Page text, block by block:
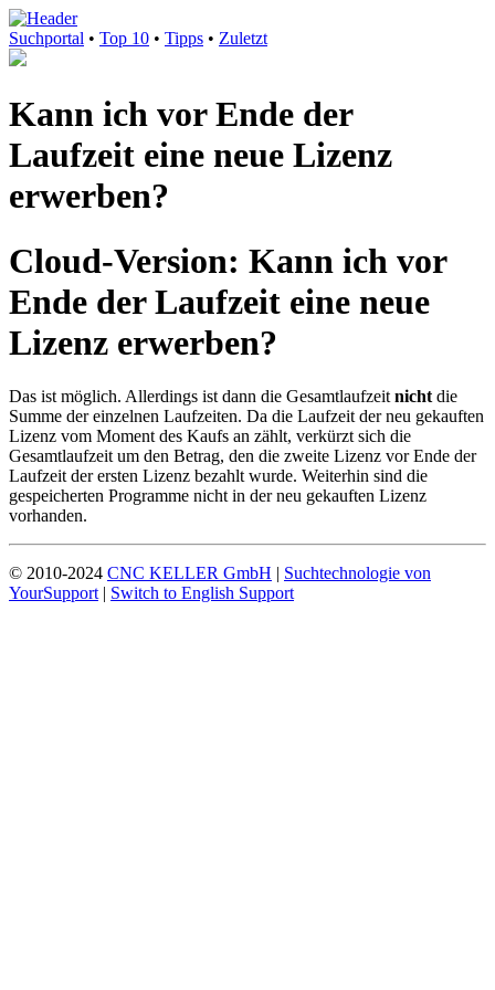
Suchportal • Top 10 • Tipps • Zuletzt
Kann ich vor Ende der
Laufzeit eine neue Lizenz
erwerben?
Cloud-Version: Kann ich vor
Ende der Laufzeit eine neue
Lizenz erwerben?
Das ist möglich. Allerdings ist dann die Gesamtlaufzeit nicht die
Summe der einzelnen Laufzeiten. Da die Laufzeit der neu gekauften
Lizenz vom Moment des Kaufs an zählt, verkürzt sich die
Gesamtlaufzeit um den Betrag, den die zweite Lizenz vor Ende der
Laufzeit der ersten Lizenz bezahlt wurde. Weiterhin sind die
gespeicherten Programme nicht in der neu gekauften Lizenz
vorhanden.
© 2010-2024 CNC KELLER GmbH | Suchtechnologie von
YourSupport | Switch to English Support